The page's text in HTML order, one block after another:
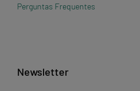
Perguntas Frequentes
Newsletter